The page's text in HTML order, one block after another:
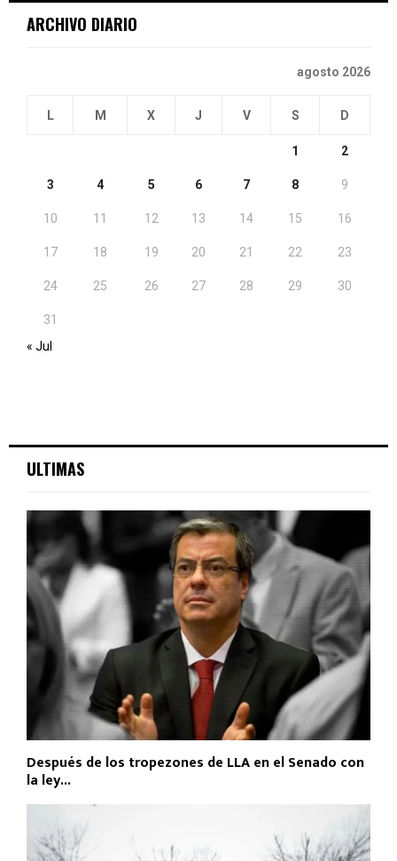
ARCHIVO DIARIO
agosto 2026
L M X J V S D
1 2
3 4 5 6 7 8 9
10 11 12 13 14 15 16
17 18 19 20 21 22 23
24 25 26 27 28 29 30
31
« Jul
ULTIMAS
Después de los tropezones de LLA en el Senado con
la ley...